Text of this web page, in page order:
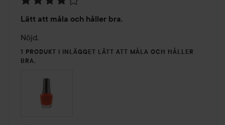
4
av
5
Lätt att måla och håller bra.
Nöjd.
1 PRODUKT I INLÄGGET LÄTT ATT MÅLA OCH HÅLLER
BRA.